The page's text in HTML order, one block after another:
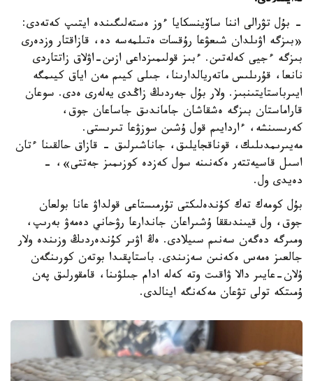
- بۇل تۋرالى اننا ساۆينسكايا ءوز ەستەلىگىندە ايتىپ كەتەدى:
«بىزگە اۋىلدان شىعۋعا رۇقسات ەتىلمەسە دە، قازاقتار وزدەرى
بىزگە ءجيى كەلەتىن. ءبىز قولىمىزداعى ازىن-اۋلاق زاتتاردى
نانعا، قۇرىلىس ماتەريالدارىنا، جىلى كيىم مەن اياق كيىمگە
ايىرباستايتىنبىز. ولار بۇل جەردىڭ زاڭدى يەلەرى ەدى. سوعان
قاراماستان بىزگە ەشقاشان جاماندىق جاساعان جوق،
كەرىسىنشە، ءاردايىم قول ۇشىن سوزۋعا تىرىستى.
مەيىرىمدىلىك، قوناقجايلىق، جاناشىرلىق - قازاق حالقىنا ءتان
اسىل قاسيەتتەر ەكەنىنە سول كەزدە كوزىمىز جەتتى»، -
دەيدى ول.
بۇل كومەك تەك كۇندەلىكتى تۇرمىستاعى قولداۋ عانا بولعان
جوق، ول قيىندىققا ۇشىراعان جاندارعا رۋحاني دەمەۋ بەرىپ،
ومىرگە دەگەن سەنىم سىيلادى. ەڭ اۋىر كۇندەردىڭ وزىندە ولار
جالعىز ەمەس ەكەنىن سەزىندى. باستاپقىدا بوتەن كورىنگەن
ۇلان-عايىر دالا ۋاقىت وتە كەلە ادام جىلۋىنا، قامقورلىق پەن
ۇمىتكە تولى تۋعان مەكەنگە اينالدى.